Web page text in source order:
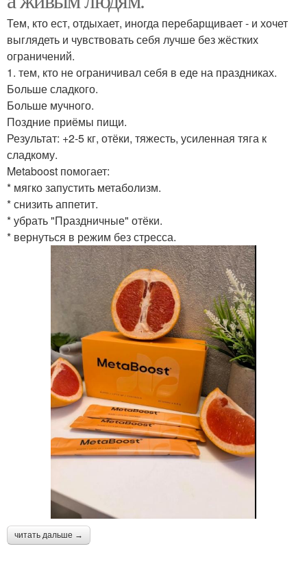
Тем, кто ест, отдыхает, иногда перебарщивает - и хочет
выглядеть и чувствовать себя лучше без жёстких
ограничений.
1. тем, кто не ограничивал себя в еде на праздниках.
Больше сладкого.
Больше мучного.
Поздние приёмы пищи.
Результат: +2-5 кг, отёки, тяжесть, усиленная тяга к
сладкому.
Metaboost помогает:
* мягко запустить метаболизм.
* снизить аппетит.
* убрать "Праздничные" отёки.
* вернуться в режим без стресса.
читать дальше →